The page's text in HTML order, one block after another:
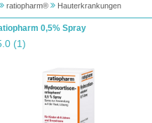
ratiopharm® Hauterkrankungen
0,5% Spray
(1)